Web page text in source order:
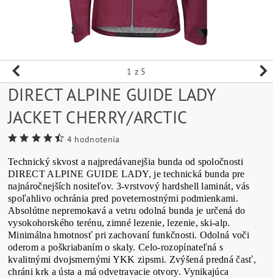
1 z 5
DIRECT ALPINE GUIDE LADY
JACKET CHERRY/ARCTIC
4 hodnotenia
Technický skvost a najpredávanejšia bunda od spoločnosti
DIRECT ALPINE GUIDE LADY, je technická bunda pre
najnáročnejších nositeľov. 3-vrstvový hardshell laminát, vás
spoľahlivo ochránia pred poveternostnými podmienkami.
Absolútne nepremokavá a vetru odolná bunda je určená do
vysokohorského terénu, zimné lezenie, lezenie, ski-alp.
Minimálna hmotnosť pri zachovaní funkčnosti. Odolná voči
oderom a poškriabaním o skaly. Celo-rozopínateľná s
kvalitnými dvojsmernými YKK zipsmi. Zvýšená predná časť,
chráni krk a ústa a má odvetravacie otvory. Vynikajúca